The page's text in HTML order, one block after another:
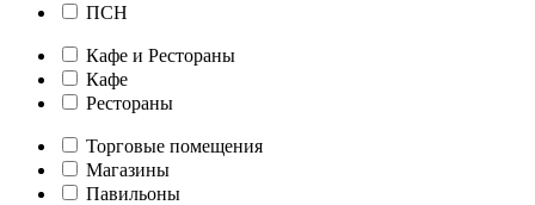
ПСН
Кафе и Рестораны
Кафе
Рестораны
Торговые помещения
Магазины
Павильоны